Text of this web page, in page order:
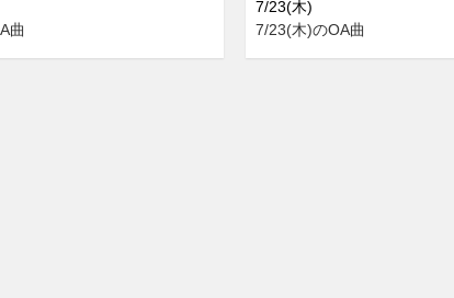
曲
7/23(木)
7/23(木)のOA曲